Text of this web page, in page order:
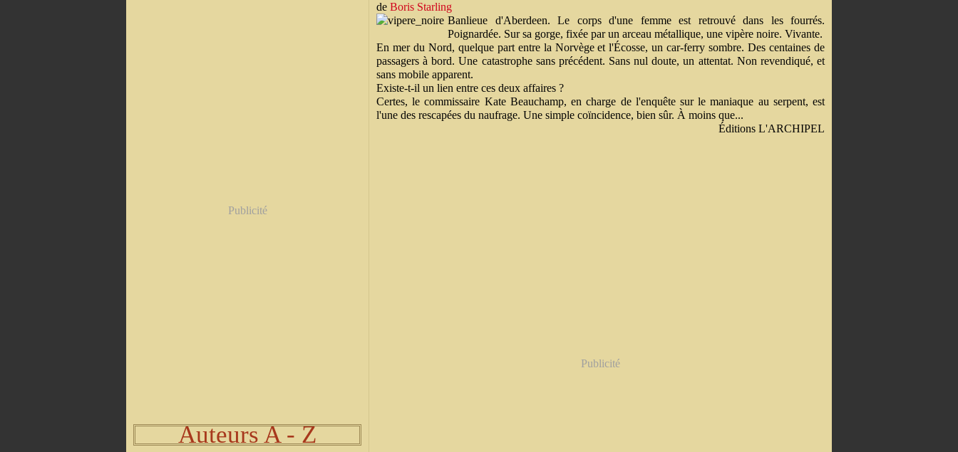
Publicité
Auteurs A - Z
de Boris Starling
Banlieue d'Aberdeen. Le corps d'une femme est retrouvé dans les fourrés.
Poignardée. Sur sa gorge, fixée par un arceau métallique, une vipère noire. Vivante.
En mer du Nord, quelque part entre la Norvège et l'Écosse, un car-ferry sombre. Des centaines de
passagers à bord. Une catastrophe sans précédent. Sans nul doute, un attentat. Non revendiqué, et
sans mobile apparent.
Existe-t-il un lien entre ces deux affaires ?
Certes, le commissaire Kate Beauchamp, en charge de l'enquête sur le maniaque au serpent, est
l'une des rescapées du naufrage. Une simple coïncidence, bien sûr. À moins que...
Éditions L'ARCHIPEL
Publicité